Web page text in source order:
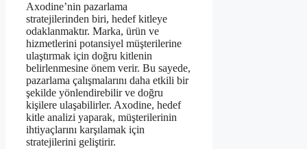
Axodine’nin pazarlama
stratejilerinden biri, hedef kitleye
odaklanmaktır. Marka, ürün ve
hizmetlerini potansiyel müşterilerine
ulaştırmak için doğru kitlenin
belirlenmesine önem verir. Bu sayede,
pazarlama çalışmalarını daha etkili bir
şekilde yönlendirebilir ve doğru
kişilere ulaşabilirler. Axodine, hedef
kitle analizi yaparak, müşterilerinin
ihtiyaçlarını karşılamak için
stratejilerini geliştirir.